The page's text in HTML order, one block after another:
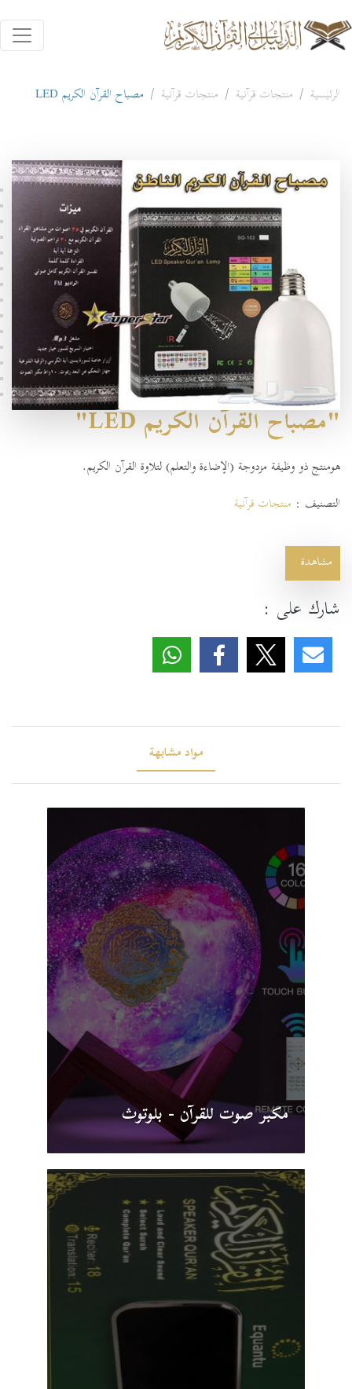
الرئيسية منتجات قرآنية منتجات قرآنية مصباح القرآن الكريم LED
"مصباح القرآن الكريم LED"
هومنتج ذو وظيفة مزدوجة (الإضاءة والتعلم) لتلاوة القرآن الكريم.
التصنيف : منتجات قرآنية
مشاهدة
شارك على :
مواد مشابهة
مكبر صوت للقرآن - بلوتوث